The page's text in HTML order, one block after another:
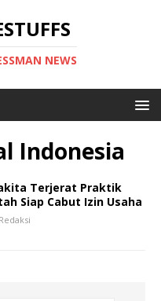
NEWS
Indonesia
Terjerat Praktik
Siap Cabut Izin Usaha
Redaksi